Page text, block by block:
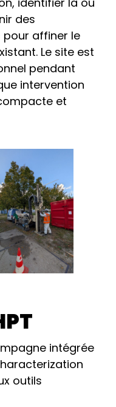
des
affiner le
Le site est
pendant
intervention
et
intégrée
outils